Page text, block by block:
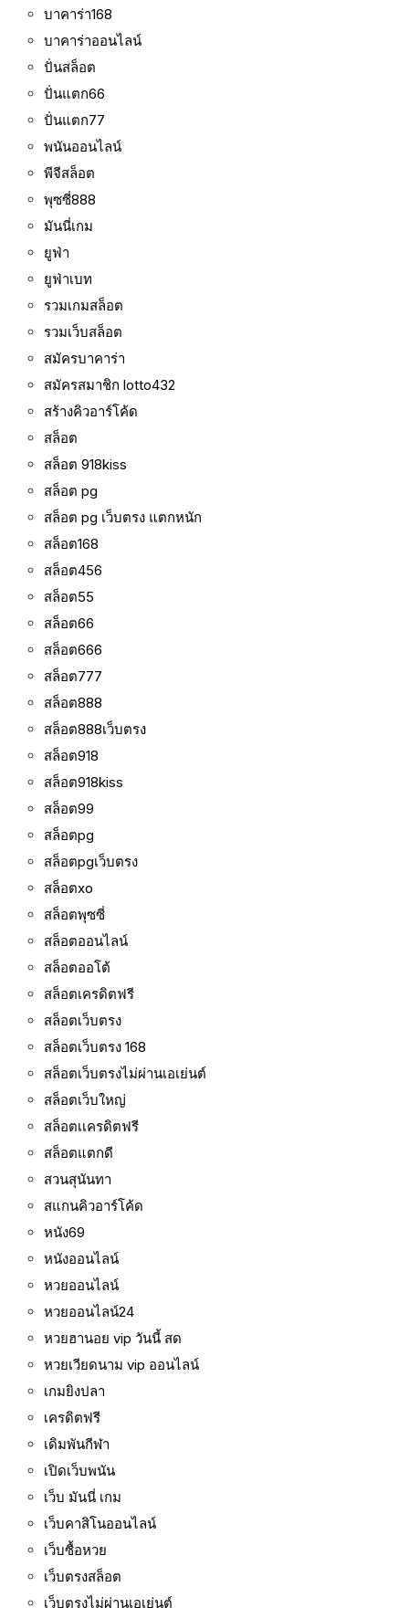
บาคาร่า168
บาคาร่าออนไลน์
ปั่นสล็อต
ปั่นแตก66
ปั่นแตก77
พนันออนไลน์
พีจีสล็อต
พุซซี่888
มันนี่เกม
ยูฟ่า
ยูฟ่าเบท
รวมเกมสล็อต
รวมเว็บสล็อต
สมัครบาคาร่า
สมัครสมาชิก lotto432
สร้างคิวอาร์โค้ด
สล็อต
สล็อต 918kiss
สล็อต pg
สล็อต pg เว็บตรง แตกหนัก
สล็อต168
สล็อต456
สล็อต55
สล็อต66
สล็อต666
สล็อต777
สล็อต888
สล็อต888เว็บตรง
สล็อต918
สล็อต918kiss
สล็อต99
สล็อตpg
สล็อตpgเว็บตรง
สล็อตxo
สล็อตพุซซี่
สล็อตออนไลน์
สล็อตออโต้
สล็อตเครดิตฟรี
สล็อตเว็บตรง
สล็อตเว็บตรง 168
สล็อตเว็บตรงไม่ผ่านเอเย่นต์
สล็อตเว็บใหญ่
สล็อตเเครดิตฟรี
สล็อตแตกดี
สวนสุนันทา
สแกนคิวอาร์โค้ด
หนัง69
หนังออนไลน์
หวยออนไลน์
หวยออนไลน์24
หวยฮานอย vip วันนี้ สด
หวยเวียดนาม vip ออนไลน์
เกมยิงปลา
เครดิตฟรี
เดิมพันกีฬา
เปิดเว็บพนัน
เว็บ มันนี่ เกม
เว็บคาสิโนออนไลน์
เว็บซื้อหวย
เว็บตรงสล็อต
เว็บตรงไม่ผ่านเอเย่นต์